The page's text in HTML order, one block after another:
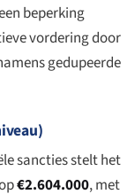
beperking
vordering door
gedupeerde
sancties stelt het
€2.604.000, met